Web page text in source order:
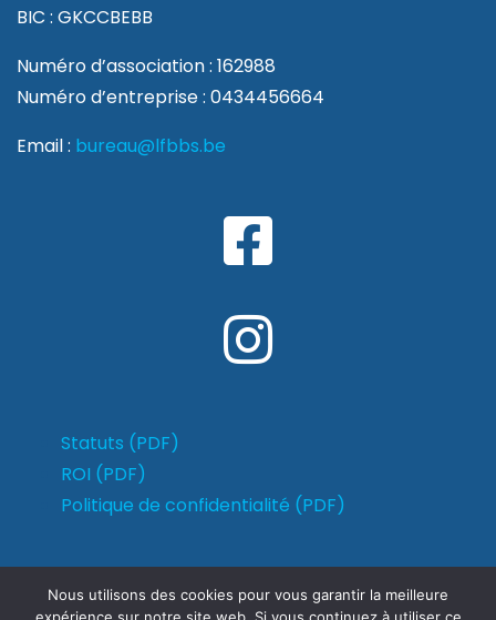
BIC : GKCCBEBB
Numéro d’association : 162988
Numéro d’entreprise : 0434456664
Email : bureau@lfbbs.be
Statuts (PDF)
ROI (PDF)
Politique de confidentialité (PDF)
Nous utilisons des cookies pour vous garantir la meilleure